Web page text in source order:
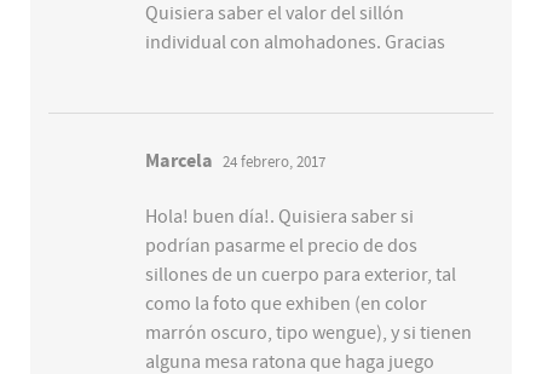
Quisiera saber el valor del sillón
individual con almohadones. Gracias
Marcela 24 febrero, 2017
Hola! buen día!. Quisiera saber si
podrían pasarme el precio de dos
sillones de un cuerpo para exterior, tal
como la foto que exhiben (en color
marrón oscuro, tipo wengue), y si tienen
alguna mesa ratona que haga juego